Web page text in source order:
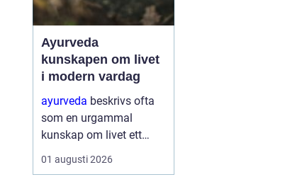
Ayurveda
kunskapen om livet
i modern vardag
ayurveda beskrivs ofta
som en urgammal
kunskap om livet ett
praktiskt system för
hälsa som förenar kropp,
01 augusti 2026